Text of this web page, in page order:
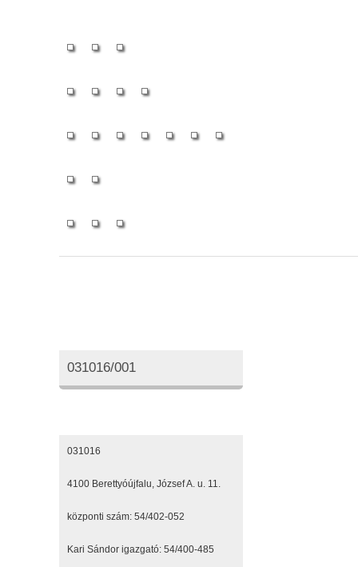
031016/001
031016
4100 Berettyóújfalu, József A. u. 11.
központi szám: 54/402-052
Kari Sándor igazgató: 54/400-485